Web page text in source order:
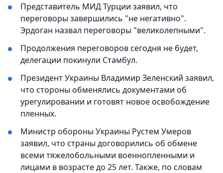
Представитель МИД Турции заявил, что
переговоры завершились "не негативно".
Эрдоган назвал переговоры "великолепными".
Продолжения переговоров сегодня не будет,
делегации покинули Стамбул.
Президент Украины Владимир Зеленский заявил,
что стороны обменялись документами об
урегулировании и готовят новое освобождение
пленных.
Министр обороны Украины Рустем Умеров
заявил, что страны договорились об обмене
всеми тяжелобольными военнопленными и
лицами в возрасте до 25 лет. Также, по словам